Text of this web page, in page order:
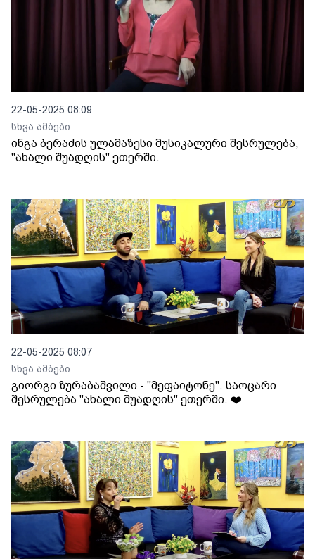
22-05-2025 08:09
სხვა ამბები
ინგა ბერაძის ულამაზესი მუსიკალური შესრულება,
"ახალი შუადღის" ეთერში.
22-05-2025 08:07
სხვა ამბები
გიორგი ზურაბაშვილი - "მეფაიტონე". საოცარი
შესრულება "ახალი შუადღის" ეთერში. ❤️